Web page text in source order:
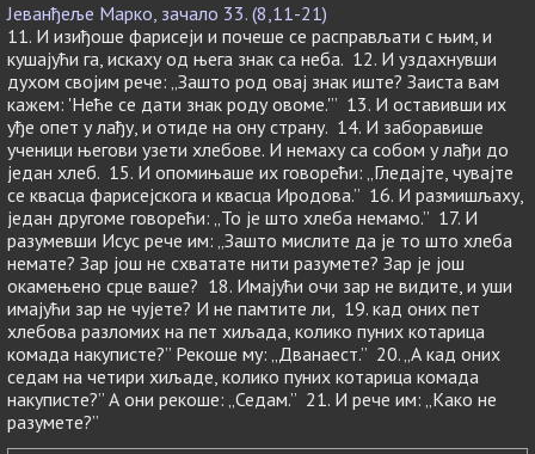
Јеванђеље Марко, зачало 33. (8,11-21)
11. И изиђоше фарисеји и почеше се расправљати с њим, и
кушајући га, искаху од њега знак са неба. 12. И уздахнувши
духом својим рече: „Зашто род овај знак иште? Заиста вам
кажем: 'Неће се дати знак роду овоме.'” 13. И оставивши их
уђе опет у лађу, и отиде на ону страну. 14. И заборавише
ученици његови узети хлебове. И немаху са собом у лађи до
један хлеб. 15. И опомињаше их говорећи: „Гледајте, чувајте
се квасца фарисејскога и квасца Иродова.” 16. И размишљаху,
један другоме говорећи: „То је што хлеба немамо.” 17. И
разумевши Исус рече им: „Зашто мислите да је то што хлеба
немате? Зар још не схватате нити разумете? Зар је још
окамењено срце ваше? 18. Имајући очи зар не видите, и уши
имајући зар не чујете? И не памтите ли, 19. кад оних пет
хлебова разломих на пет хиљада, колико пуних котарица
комада накуписте?” Рекоше му: „Дванаест.” 20. „А кад оних
седам на четири хиљаде, колико пуних котарица комада
накуписте?” А они рекоше: „Седам.” 21. И рече им: „Како не
разумете?”